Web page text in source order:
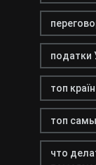
податки
топ
топ
что